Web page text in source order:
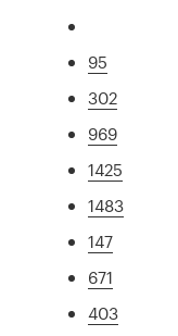
95
302
969
1425
1483
147
671
403